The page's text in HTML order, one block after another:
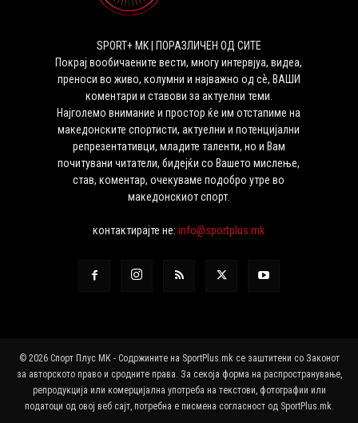
SPORT+ MK | ПОРАЗЛИЧЕН ОД СИТЕ
Покрај вообичаените вести, многу интервјуа, видеа,
преноси во живо, колумни и најважно од сѐ, ВАШИ
коментари и ставови за актуелни теми.
Најголемо внимание и простор ќе им отстапиме на
македонските спортисти, актуелни и потенцијални
репрезентативци, младите таленти, но и Вам
почитувани читатели, бидејќи со Вашето мислење,
став, коментар, очекуваме подобро утре во
македонскиот спорт.
контактирајте не:info@sportplus.mk
© 2026 Спорт Плус МК - Содржините на SportPlus.mk се заштитени со Законот
за авторското право и сродните права. За секоја форма на распространување,
репродукција или комерцијална употреба на текстови, фотографии или
податоци од овој веб сајт, потребна е писмена согласност од SportPlus.mk.